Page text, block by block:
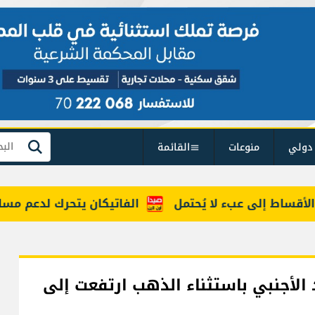
منوعات القائمة بحث
الفاتيكان يتحرك لدعم مسار إلى عبء لا يُحتمل
باستثناء الذهب ارتفعت إلى